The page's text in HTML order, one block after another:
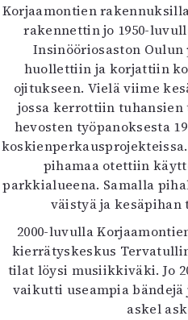
Korjaamontien
rakennettin jo 1950-
Insinööriosaston
huollettiin ja korjattiin
ojitukseen. Vielä viime
jossa kerrottiin
hevosten työpanoksesta
pihamaa otettiin
parkkialueena. Samalla
väistyä ja
2000-luvulla
kierrätyskeskus
tilat löysi musiikkiväki. Jo
vaikutti useampia
askel